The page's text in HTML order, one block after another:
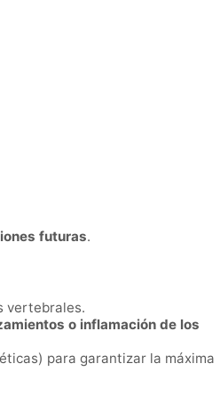
futuras.
vertebrales.
o inflamación de los
para garantizar la máxima